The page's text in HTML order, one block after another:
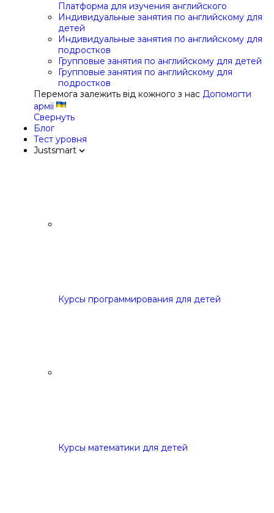
Платформа для изучения английского
Индивидуальные занятия по английскому для
детей
Индивидуальные занятия по английскому для
подростков
Групповые занятия по английскому для детей
Групповые занятия по английскому для
подростков
Перемога залежить від кожного з нас Допомогти
армії
Свернуть
Блог
Тест уровня
Justsmart
Курсы программирования для детей
Курсы математики для детей